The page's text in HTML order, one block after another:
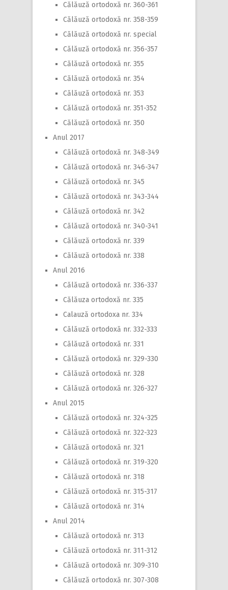
Călăuză ortodoxă nr. 360-361
Călăuză ortodoxă nr. 358-359
Călăuză ortodoxă nr. special
Călăuză ortodoxă nr. 356-357
Călăuză ortodoxă nr. 355
Călăuză ortodoxă nr. 354
Călăuză ortodoxă nr. 353
Călăuză ortodoxă nr. 351-352
Călăuză ortodoxă nr. 350
Anul 2017
Călăuză ortodoxă nr. 348-349
Călăuză ortodoxă nr. 346-347
Călăuză ortodoxă nr. 345
Călăuză ortodoxă nr. 343-344
Călăuză ortodoxă nr. 342
Călăuză ortodoxă nr. 340-341
Călăuză ortodoxă nr. 339
Călăuză ortodoxă nr. 338
Anul 2016
Călăuză ortodoxă nr. 336-337
Călăuza ortodoxă nr. 335
Calauză ortodoxa nr. 334
Călăuză ortodoxă nr. 332-333
Călăuză ortodoxă nr. 331
Călăuză ortodoxă nr. 329-330
Călăuză ortodoxă nr. 328
Călăuză ortodoxă nr. 326-327
Anul 2015
Călăuză ortodoxă nr. 324-325
Călăuză ortodoxă nr. 322-323
Călăuză ortodoxă nr. 321
Călăuză ortodoxă nr. 319-320
Călăuză ortodoxă nr. 318
Călăuză ortodoxă nr. 315-317
Călăuză ortodoxă nr. 314
Anul 2014
Călăuză ortodoxă nr. 313
Călăuză ortodoxă nr. 311-312
Călăuză ortodoxă nr. 309-310
Călăuză ortodoxă nr. 307-308